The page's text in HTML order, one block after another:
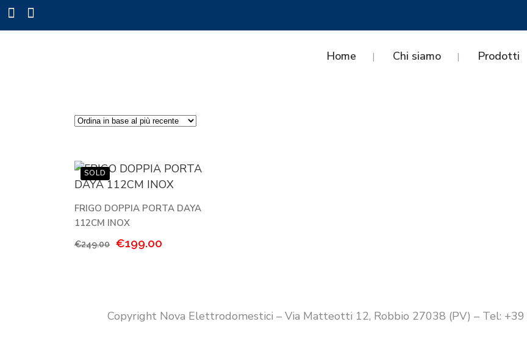
Home Chi siamo Prodotti
FRIGO DOPPIA PORTA DAYA
112CM INOX
€249.00
Il
€199.00
Copyright Nova Elettrodomestici – Via Matteotti 12, Robbio 27038 (PV) – Tel: